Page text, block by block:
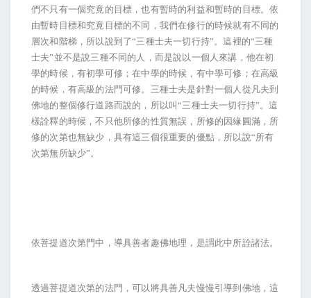
們不只有一個究竟的目標，也有暫時的利益和暫時的目標。依
由暫時目標和究竟目標的不同，我們在修行的時候就有不同的
層次和階梯，所以說到了“三種士夫一切行持”。這裡的“三種
士夫”並不是說三種不同的人，而是說以一個人來講，他在初
學的時候，有初學可修；在中學的時候，有中學可修；在高級
的時候，有高級的法門可修。三種士夫是針對一個人從凡夫到
佛地的整個修行道路而說的，所以叫“三種士夫一切行持”。這
樣詮釋的時候，不只他所修的性質無誤，所修的因緣圓滿，所
修的次第也無缺少，具有這三個很重要的優點，所以說“所有
次第無所缺少”。
依菩提道次第門中，導具善者趣佛地理，是謂此中所詮諸法。
透過菩提道次第的法門，可以將具善凡夫慢慢引導到佛地，這